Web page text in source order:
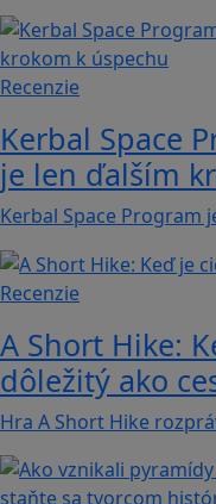
Recenzie
Kerbal Space
je len ďalším
Kerbal Space Program
Recenzie
A Short Hike:
dôležitý ako
Hra A Short Hike